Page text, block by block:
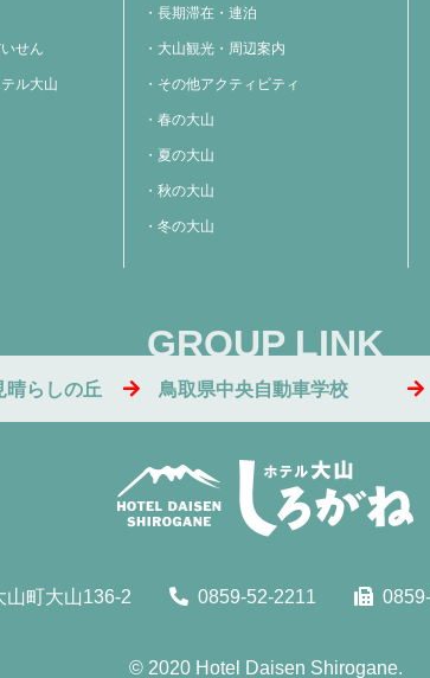
せん
ル大山
長期滞在・連泊
大山観光・周辺案内
その他アクティビティ
春の大山
夏の大山
秋の大山
冬の大山
GROUP LINK
晴らしの丘 鳥取県中央自動車学校
山町大山136-2 0859-52-2211
© 2020 Hotel Daisen Shirogane.